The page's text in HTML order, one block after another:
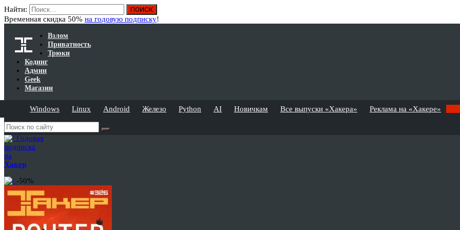
Найти:
Временная скидка 50% на годовую подписку!
Взлом
Приватность
Трюки
Кодинг
Админ
Geek
Магазин
Windows Linux Android Железо Python AI Новичкам Все выпуски «Хакера» Реклама на «Хакере»
Годовая
подписка
на
Хакер
-50%